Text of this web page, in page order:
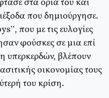
που δημιούργησε.
που με τις ευλογίες
φούσκες σε μια επί
υπερκερδών, βλέπουν
οικονομίας τους
του κρίση.